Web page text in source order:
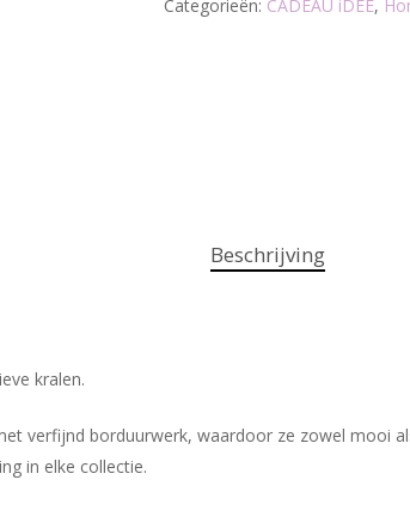
Categorieën: CADEAU iDEE,
Beschrijving
kralen.
verfijnd borduurwerk, waardoor ze zowel mooi
in elke collectie.